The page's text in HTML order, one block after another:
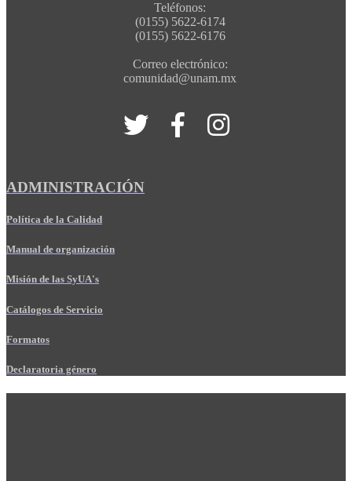
Teléfonos:
(0155) 5622-6174
(0155) 5622-6176
Correo electrónico:
comunidad@unam.mx
ADMINISTRACIÓN
Política de la Calidad
Manual de organización
Misión de las SyUA's
Catálogos de Servicio
Formatos
Declaratoria género